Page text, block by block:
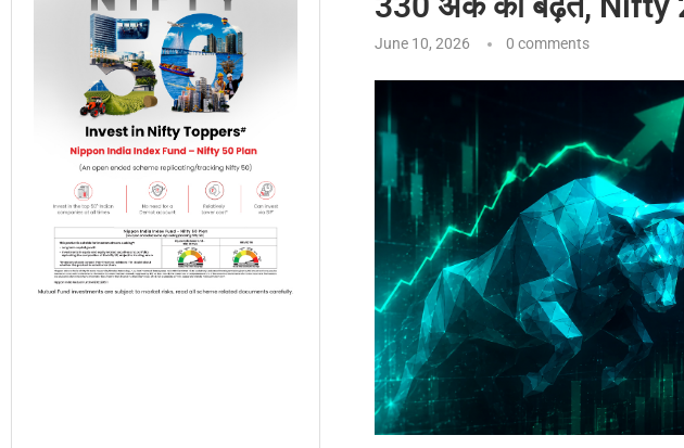
June 10, 2026 0 comments